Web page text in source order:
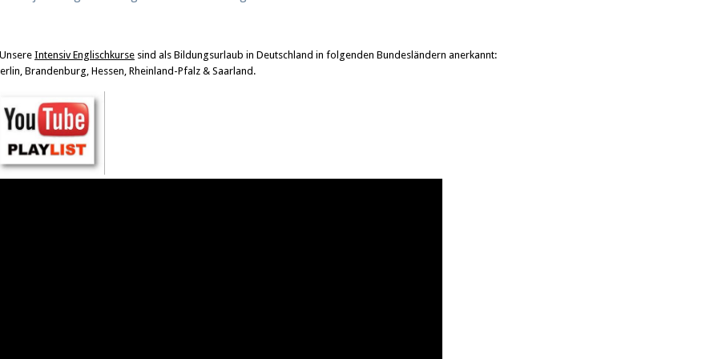
Intensiv Englischkurse sind als Bildungsurlaub in Deutschland in folgenden Bundesländern anerkannt:
Brandenburg, Hessen, Rheinland-Pfalz & Saarland.